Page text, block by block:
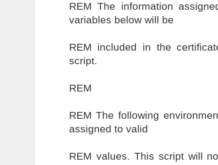
REM The information
variables below will be
REM included in the
script.
REM
REM The following
assigned to valid
REM values. This script will